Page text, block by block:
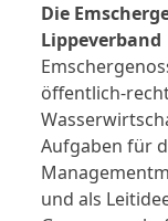
Die
Lippeverband
öffentlich-
Aufgaben für
und als